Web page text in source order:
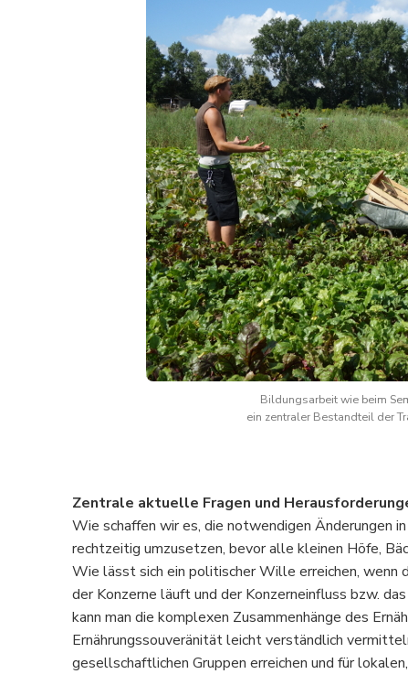
Bildungsarbeit wie beim
ein zentraler Bestandteil der
Zentrale aktuelle Fragen und
Wie schaffen wir es, die notwendigen Änderungen
rechtzeitig umzusetzen, bevor alle kleinen Höfe,
Wie lässt sich ein politischer Wille erreichen,
der Konzerne läuft und der Konzerneinfluss bzw.
kann man die komplexen Zusammenhänge des
Ernährungssouveränität leicht verständlich
gesellschaftlichen Gruppen erreichen und für